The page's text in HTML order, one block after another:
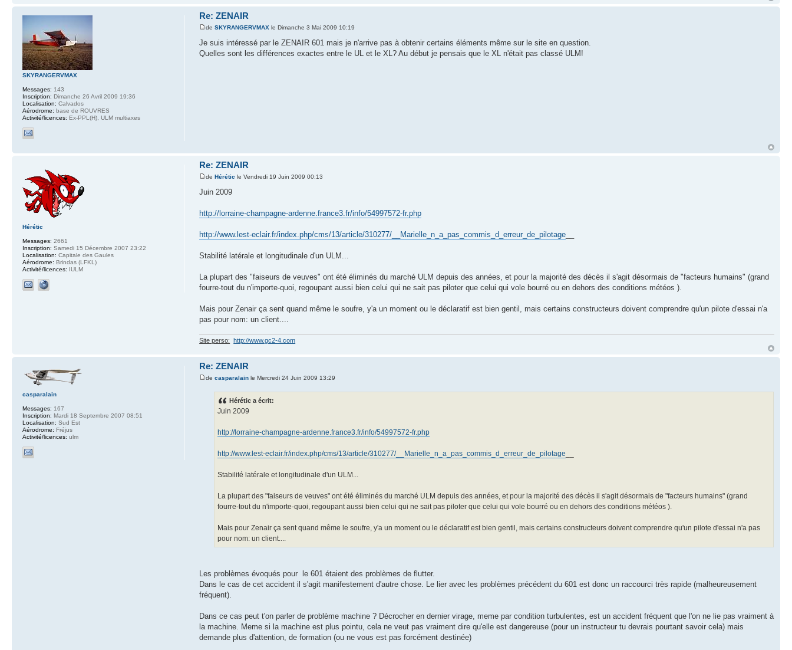
Re: ZENAIR
deSKYRANGERVMAX le Dimanche 3 Mai 2009 10:19
Je suis intéressé par le ZENAIR 601 mais je n'arrive pas à obtenir certains éléments même sur le site en question.
Quelles sont les différences exactes entre le UL et le XL? Au début je pensais que le XL n'était pas classé ULM!
SKYRANGERVMAX
Messages: 143
Inscription: Dimanche 26 Avril 2009 19:36
Localisation: Calvados
Aérodrome: base de ROUVRES
Activité/licences: Ex-PPL(H), ULM multiaxes
Re: ZENAIR
deHérétic le Vendredi 19 Juin 2009 00:13
Juin 2009
http://lorraine-champagne-ardenne.france3.fr/info/54997572-fr.php
http://www.lest-eclair.fr/index.php/cms/13/article/310277/__Marielle_n_a_pas_commis_d_erreur_de_pilotage
Stabilité latérale et longitudinale d'un ULM...
La plupart des "faiseurs de veuves" ont été éliminés du marché ULM depuis des années, et pour la majorité des décès il s'agit désormais de "facteurs humains" (grand
fourre-tout du n'importe-quoi, regoupant aussi bien celui qui ne sait pas piloter que celui qui vole bourré ou en dehors des conditions météos ).
Mais pour Zenair ça sent quand même le soufre, y'a un moment ou le déclaratif est bien gentil, mais certains constructeurs doivent comprendre qu'un pilote d'essai n'a
pas pour nom: un client....
Site perso: http://www.gc2-4.com
Hérétic
Messages: 2661
Inscription: Samedi 15 Décembre 2007 23:22
Localisation: Capitale des Gaules
Aérodrome: Brindas (LFKL)
Activité/licences: IULM
Re: ZENAIR
decasparalain le Mercredi 24 Juin 2009 13:29
Hérétic a écrit:
Juin 2009
http://lorraine-champagne-ardenne.france3.fr/info/54997572-fr.php
http://www.lest-eclair.fr/index.php/cms/13/article/310277/__Marielle_n_a_pas_commis_d_erreur_de_pilotage
Stabilité latérale et longitudinale d'un ULM...
La plupart des "faiseurs de veuves" ont été éliminés du marché ULM depuis des années, et pour la majorité des décès il s'agit désormais de "facteurs humains" (grand
fourre-tout du n'importe-quoi, regoupant aussi bien celui qui ne sait pas piloter que celui qui vole bourré ou en dehors des conditions météos ).
Mais pour Zenair ça sent quand même le soufre, y'a un moment ou le déclaratif est bien gentil, mais certains constructeurs doivent comprendre qu'un pilote d'essai n'a pas
pour nom: un client....
Les problèmes évoqués pour le 601 étaient des problèmes de flutter.
Dans le cas de cet accident il s'agit manifestement d'autre chose. Le lier avec les problèmes précédent du 601 est donc un raccourci très rapide (malheureusement
fréquent).
Dans ce cas peut t'on parler de problème machine ? Décrocher en dernier virage, meme par condition turbulentes, est un accident fréquent que l'on ne lie pas vraiment à
la machine. Meme si la machine est plus pointu, cela ne veut pas vraiment dire qu'elle est dangereuse (pour un instructeur tu devrais pourtant savoir cela) mais
demande plus d'attention, de formation (ou ne vous est pas forcément destinée)
casparalain
Messages: 167
Inscription: Mardi 18 Septembre 2007 08:51
Localisation: Sud Est
Aérodrome: Fréjus
Activité/licences: ulm